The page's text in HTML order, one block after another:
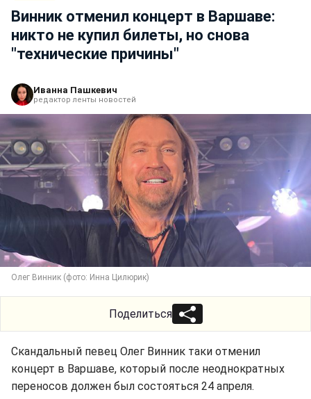
Винник отменил концерт в Варшаве:
никто не купил билеты, но снова
"технические причины"
Иванна Пашкевич
редактор ленты новостей
Олег Винник (фото: Инна Цилюрик)
Поделиться
Скандальный певец Олег Винник таки отменил
концерт в Варшаве, который после неоднократных
переносов должен был состояться 24 апреля.